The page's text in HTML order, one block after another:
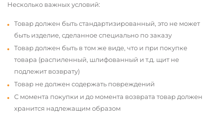
Несколько важных условий:
Товар должен быть стандартизированный, это не может
быть изделие, сделанное специально по заказу
Товар должен быть в том же виде, что и при покупке
товара (распиленный, шлифованный и т.д. щит не
подлежит возврату)
Товар не должен содержать повреждений
С момента покупки и до момента возврата товар должен
хранится надлежащим образом